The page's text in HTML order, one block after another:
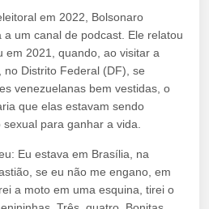
em 2022, Bolsonaro
um canal de podcast. Ele relatou
em 2021, quando, ao visitar a
no Distrito Federal (DF), se
venezuelanas bem vestidas, o
que elas estavam sendo
para ganhar a vida.
Eu estava em Brasília, na
se eu não me engano, em
a moto em uma esquina, tirei o